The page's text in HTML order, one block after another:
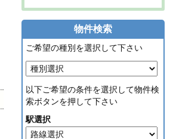
物件検索
ご希望の種別を選択して下さい
以下ご希望の条件を選択して物件検
索ボタンを押して下さい
駅選択